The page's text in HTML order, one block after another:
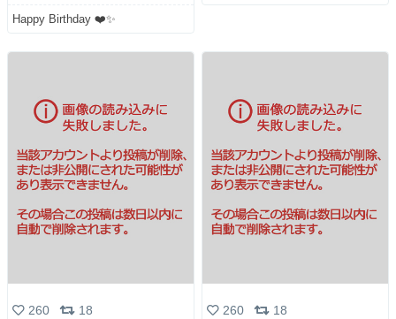
Happy Birthday ❤️✨️
260
18
260
18